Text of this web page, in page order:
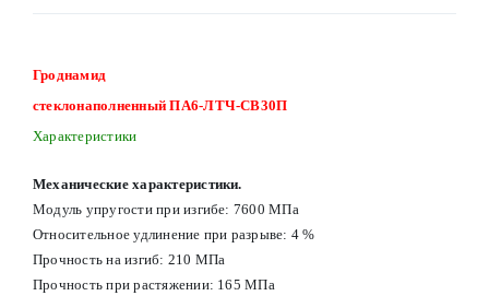
Гроднамид
стеклонаполненный ПА6-ЛТЧ-СВ30П
Характеристики
Механические характеристики.
Модуль упругости при изгибе: 7600 МПа
Относительное удлинение при разрыве: 4 %
Прочность на изгиб: 210 МПа
Прочность при растяжении: 165 МПа